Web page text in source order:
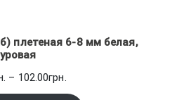
плетеная 6-8 мм белая,
– 102.00грн.
цен: